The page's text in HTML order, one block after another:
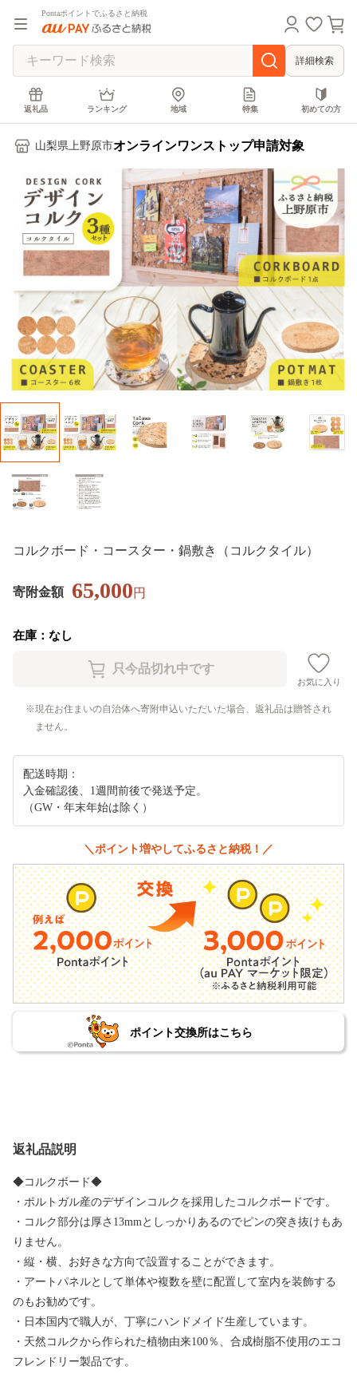
Pontaポイントでふるさと納税
詳細検索
返礼品 ランキング 地域 特集 初めての方
山梨県上野原市オンラインワンストップ申請対象
コルクボード・コースター・鍋敷き（コルクタイル）
寄附金額 65,000円
在庫：なし
お気に入り
現在お住まいの自治体へ寄附申込いただいた場合、返礼品は贈答され
ません。
配送時期：
入金確認後、1週間前後で発送予定。
（GW・年末年始は除く）
＼ポイント増やしてふるさと納税！／
ポイント交換所はこちら
返礼品説明
◆コルクボード◆
・ポルトガル産のデザインコルクを採用したコルクボードです。
・コルク部分は厚さ13mmとしっかりあるのでピンの突き抜けもあ
りません。
・縦・横、お好きな方向で設置することができます。
・アートパネルとして単体や複数を壁に配置して室内を装飾する
のもお勧めです。
・日本国内で職人が、丁寧にハンドメイド生産しています。
・天然コルクから作られた植物由来100％、合成樹脂不使用のエコ
フレンドリー製品です。